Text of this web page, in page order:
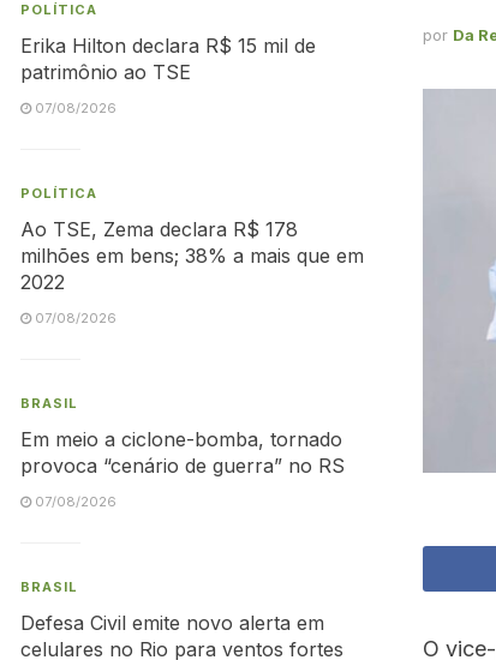
por Da
O
POLÍTICA
Erika Hilton declara R$ 15 mil de
patrimônio ao TSE
07/08/2026
POLÍTICA
Ao TSE, Zema declara R$ 178
milhões em bens; 38% a mais que em
2022
07/08/2026
BRASIL
Em meio a ciclone-bomba, tornado
provoca “cenário de guerra” no RS
07/08/2026
BRASIL
Defesa Civil emite novo alerta em
celulares no Rio para ventos fortes